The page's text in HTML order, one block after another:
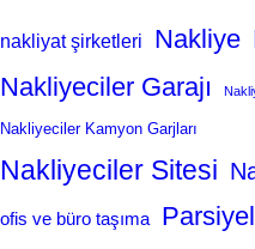
nakliyat şirketleri Nakliye
Nakliyeciler Garajı
Nakliyeciler Kamyon Garjları
Nakliyeciler Sitesi
ofis ve büro taşıma Parsiyel